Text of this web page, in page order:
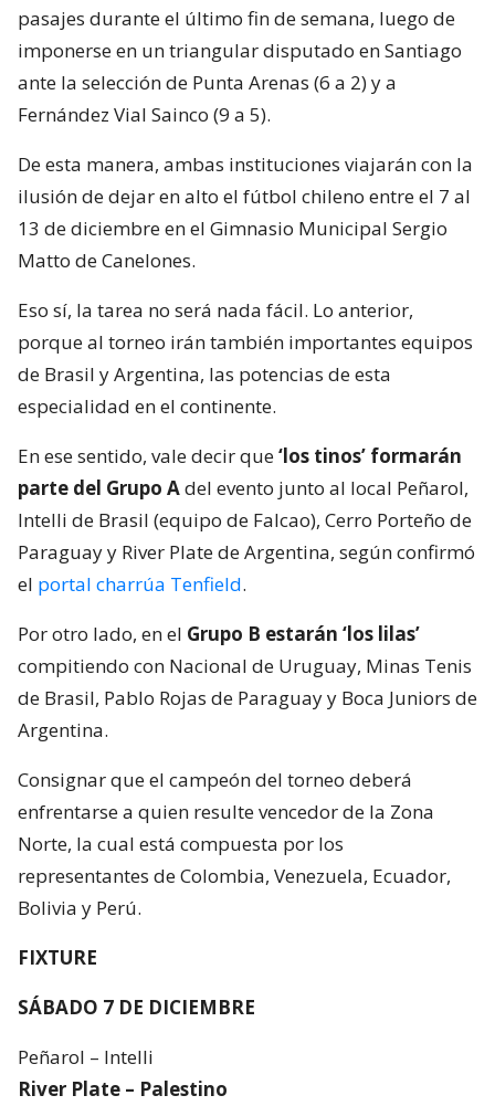
pasajes durante el último fin de semana, luego de
imponerse en un triangular disputado en Santiago
ante la selección de Punta Arenas (6 a 2) y a
Fernández Vial Sainco (9 a 5).
De esta manera, ambas instituciones viajarán con la
ilusión de dejar en alto el fútbol chileno entre el 7 al
13 de diciembre en el Gimnasio Municipal Sergio
Matto de Canelones.
Eso sí, la tarea no será nada fácil. Lo anterior,
porque al torneo irán también importantes equipos
de Brasil y Argentina, las potencias de esta
especialidad en el continente.
En ese sentido, vale decir que‘los tinos’ formarán
parte del Grupo Adel evento junto al local Peñarol,
Intelli de Brasil (equipo de Falcao), Cerro Porteño de
Paraguay y River Plate de Argentina, según confirmó
el portal charrúa Tenfield.
Por otro lado, en el Grupo B estarán ‘los lilas’
compitiendo con Nacional de Uruguay, Minas Tenis
de Brasil, Pablo Rojas de Paraguay y Boca Juniors de
Argentina.
Consignar que el campeón del torneo deberá
enfrentarse a quien resulte vencedor de la Zona
Norte, la cual está compuesta por los
representantes de Colombia, Venezuela, Ecuador,
Bolivia y Perú.
FIXTURE
SÁBADO 7 DE DICIEMBRE
Peñarol – Intelli
River Plate – Palestino